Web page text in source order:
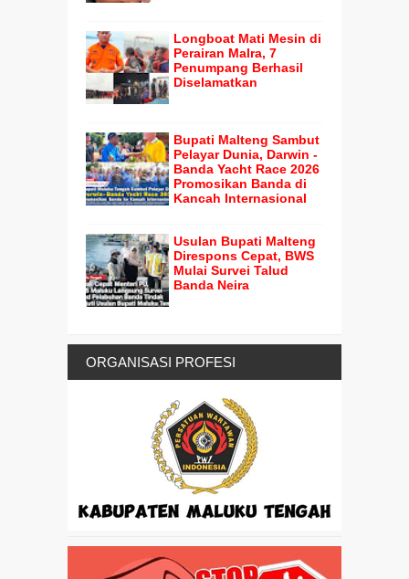
Longboat Mati Mesin di
Perairan Malra, 7
Penumpang Berhasil
Diselamatkan
Bupati Malteng Sambut
Pelayar Dunia, Darwin -
Banda Yacht Race 2026
Promosikan Banda di
Kancah Internasional
Usulan Bupati Malteng
Direspons Cepat, BWS
Mulai Survei Talud
Banda Neira
ORGANISASI PROFESI